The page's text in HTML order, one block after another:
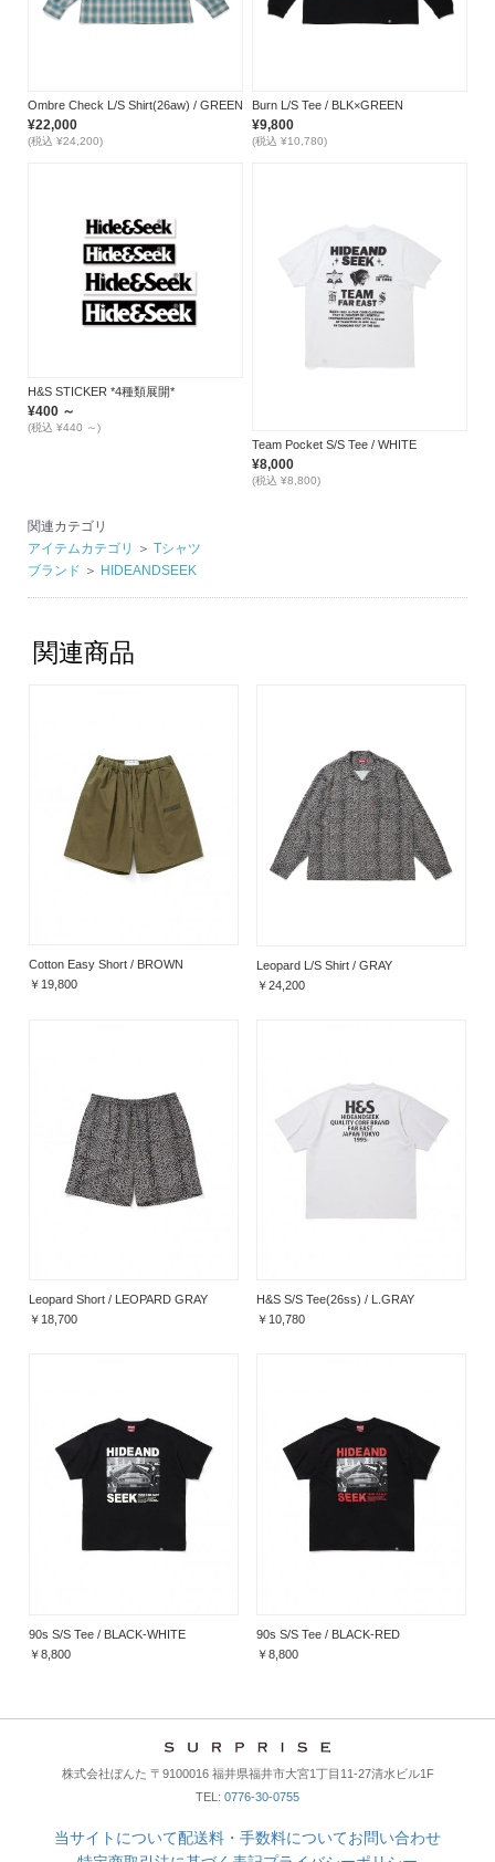
Ombre Check L/S Shirt(26aw) / GREEN
¥22,000
(税込 ¥24,200)
Burn L/S Tee / BLK×GREEN
¥9,800
(税込 ¥10,780)
H&S STICKER *4種類展開*
¥400 ～
(税込 ¥440 ～)
Team Pocket S/S Tee / WHITE
¥8,000
(税込 ¥8,800)
関連カテゴリ
アイテムカテゴリ
＞ Tシャツ
ブランド ＞ HIDEANDSEEK
関連商品
Cotton Easy Short / BROWN
￥19,800
Leopard L/S Shirt / GRAY
￥24,200
Leopard Short / LEOPARD GRAY
￥18,700
H&S S/S Tee(26ss) / L.GRAY
￥10,780
90s S/S Tee / BLACK-WHITE
￥8,800
90s S/S Tee / BLACK-RED
￥8,800
株式会社ぼんた 〒9100016 福井県福井市大宮1丁目11-27清水ビル1F
TEL: 0776-30-0755
当サイトについて配送料・手数料についてお問い合わせ